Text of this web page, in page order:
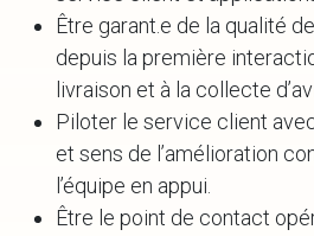
Être garant.e de la qualité
depuis la première
livraison et à la collecte
Piloter le service client
et sens de l’amélioration
l’équipe en appui.
Être le point de contact